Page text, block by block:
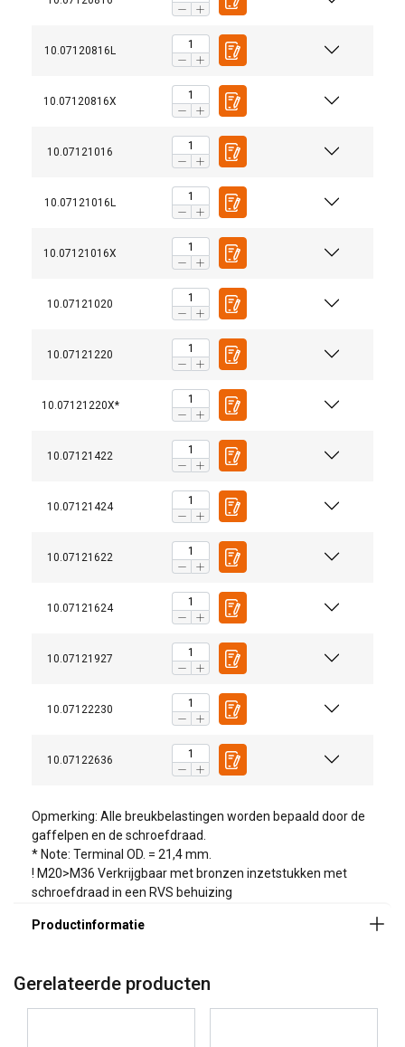
10.07120816L
10.07120816X
10.07121016
10.07121016L
10.07121016X
10.07121020
10.07121220
10.07121220X*
10.07121422
10.07121424
10.07121622
10.07121624
10.07121927
10.07122230
10.07122636
Opmerking: Alle breukbelastingen worden bepaald door de
gaffelpen en de schroefdraad.
* Note: Terminal OD. = 21,4 mm.
! M20>M36 Verkrijgbaar met bronzen inzetstukken met
schroefdraad in een RVS behuizing
Temperatuursbereik:
Waarschuwing:
Gerelateerde producten
ALLES ACCEPTEREN
ALLES AFWIJZEN
DETAILS WEERGEVEN
Cookie Policy